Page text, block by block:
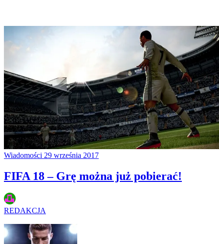
Wiadomości 29 września 2017
FIFA 18 – Grę można już pobierać!
REDAKCJA